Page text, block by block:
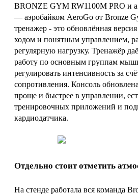
BRONZE GYM RW1100M PRO и
— аэробайком AeroGo от Bronze
тренажер - это обновлённая
ходом и понятным управлением,
регулярную нагрузку. Тренажёр
работу по основным группам
регулировать интенсивность за
сопротивления. Консоль
проще и быстрее в управлении,
тренировочных приложений и
кардиодатчика.
Отдельно стоит отметить
На стенде работала вся команда